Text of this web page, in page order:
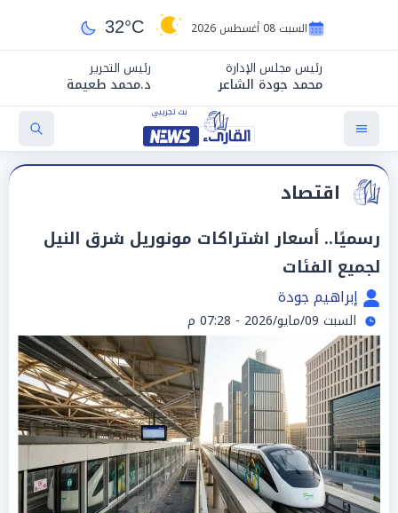
السبت 08 أغسطس 2026 32°C
رئيس مجلس الإدارة
محمد جودة الشاعر
رئيس التحرير
د.محمد طعيمة
اقتصاد
رسميًا.. أسعار اشتراكات مونوريل شرق النيل
لجميع الفئات
إبراهيم جودة
السبت 09/مايو/2026 - 07:28 م